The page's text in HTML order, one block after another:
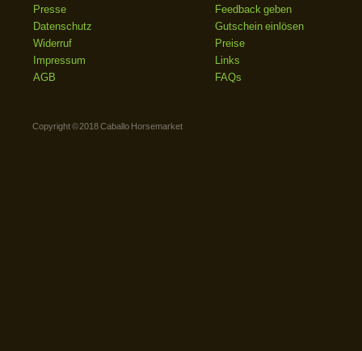
Presse
Datenschutz
Widerruf
Impressum
AGB
Feedback geben
Gutschein einlösen
Preise
Links
FAQs
Copyright © 2018 Caballo Horsemarket